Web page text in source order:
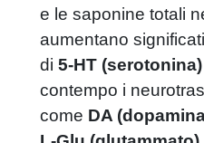
e le saponine totali
aumentano
di 5-HT
contempo i
come DA